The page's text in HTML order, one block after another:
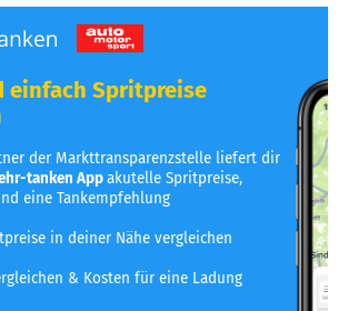
einfach Spritpreise
der Markttransparenzstelle liefert dir
tanken Appakutelle Spritpreise,
eine Tankempfehlung
in deiner Nähe vergleichen
& Kosten für eine Ladung